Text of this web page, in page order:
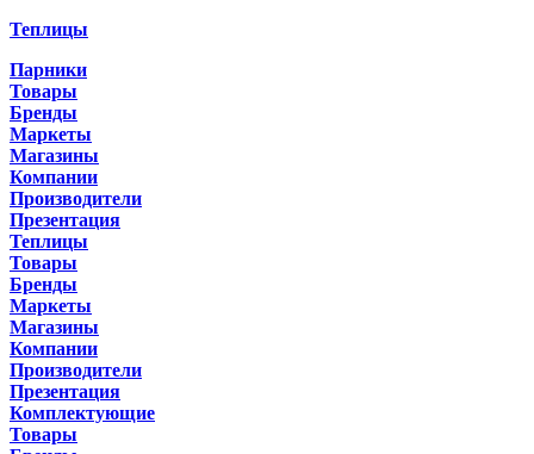
Теплицы
Парники
Товары
Бренды
Маркеты
Магазины
Компании
Производители
Презентация
Теплицы
Товары
Бренды
Маркеты
Магазины
Компании
Производители
Презентация
Комплектующие
Товары